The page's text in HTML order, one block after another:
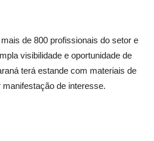
de 800 profissionais do setor e
visibilidade e oportunidade de
terá estande com materiais de
de interesse.